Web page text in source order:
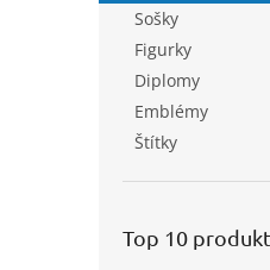
Sošky
Figurky
Diplomy
Emblémy
Štítky
Top 10